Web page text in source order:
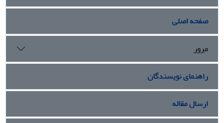
صفحه اصلی
مرور
راهنمای نویسندگان
ارسال مقاله